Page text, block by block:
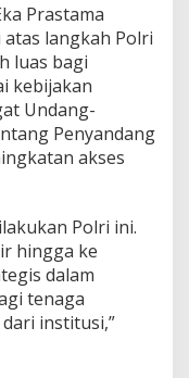
Prastama
langkah Polri
luas bagi
kebijakan
Undang-
Penyandang
akses
Polri ini.
hingga ke
dalam
tenaga
institusi,”